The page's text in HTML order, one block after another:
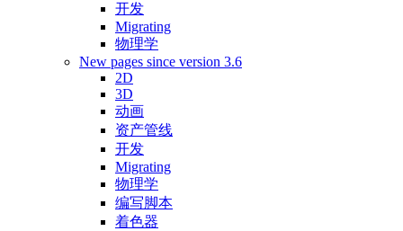
开发
Migrating
物理学
New pages since version 3.6
2D
3D
动画
资产管线
开发
Migrating
物理学
编写脚本
着色器